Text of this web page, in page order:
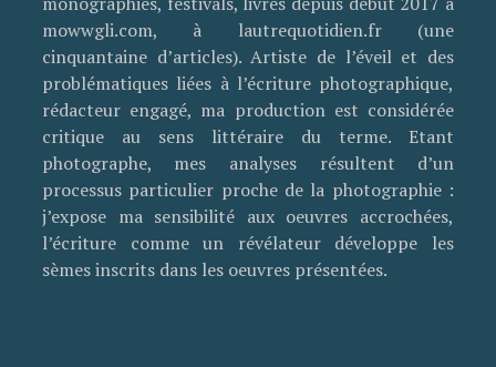
mowwgli.com, à lautrequotidien.fr (une
cinquantaine d’articles). Artiste de l’éveil et des
problématiques liées à l’écriture photographique,
rédacteur engagé, ma production est considérée
critique au sens littéraire du terme. Etant
photographe, mes analyses résultent d’un
processus particulier proche de la photographie :
j’expose ma sensibilité aux oeuvres accrochées,
l’écriture comme un révélateur développe les
sèmes inscrits dans les oeuvres présentées.